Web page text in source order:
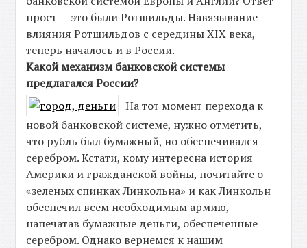
прост — это были Ротшильды. Навязывание
влияния Ротшильдов с середины XIX века,
теперь началось и в России.
Какой механизм банковской системы
предлагался России?
На тот момент перехода к
новой банковской системе, нужно отметить,
что рубль был бумажный, но обеспечивался
серебром. Кстати, кому интересна история
Америки и гражданской войны, почитайте о
«зеленых спинках Линкольна» и как Линкольн
обеспечил всем необходимым армию,
напечатав бумажные деньги, обеспеченные
серебром. Однако вернемся к нашим